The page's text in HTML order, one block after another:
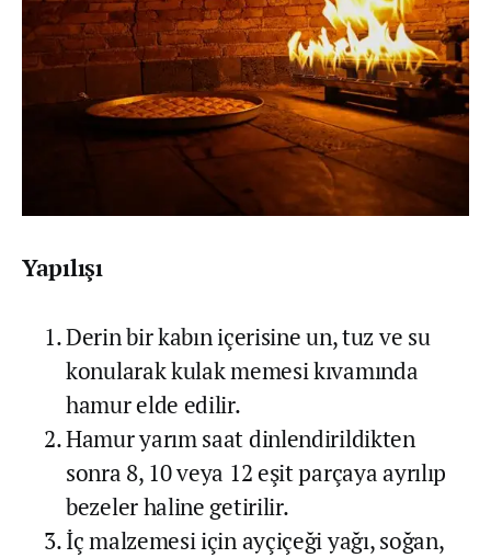
Yapılışı
Derin bir kabın içerisine un, tuz ve su
konularak kulak memesi kıvamında
hamur elde edilir.
Hamur yarım saat dinlendirildikten
sonra 8, 10 veya 12 eşit parçaya ayrılıp
bezeler haline getirilir.
İç malzemesi için ayçiçeği yağı, soğan,